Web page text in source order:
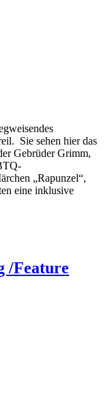
Sie sehen hier das
Gebrüder Grimm,
„Rapunzel“,
eine inklusive
/Feature